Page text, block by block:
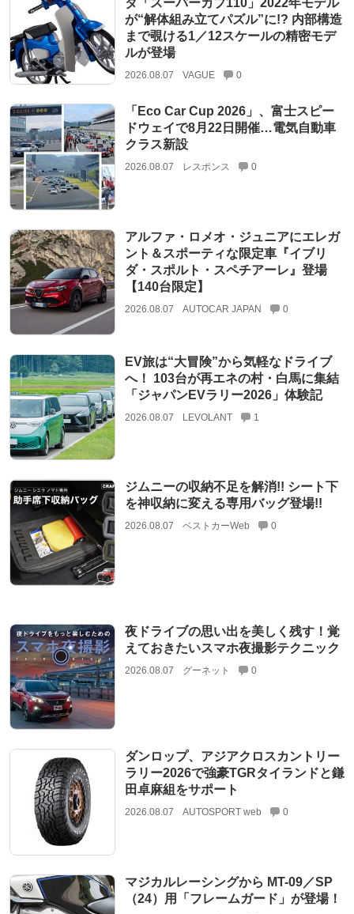
が“解体組み立てパズル”に!? 内部構造
まで覗ける1／12スケールの精密モデ
ルが登場
2026.08.07 VAGUE 0
「Eco Car Cup 2026」、富士スピー
ドウェイで8月22日開催…電気自動車
クラス新設
2026.08.07 レスポンス 0
アルファ・ロメオ・ジュニアにエレガ
ント＆スポーティな限定車『イブリ
ダ・スポルト・スペチアーレ』登場
【140台限定】
2026.08.07 AUTOCAR JAPAN 0
EV旅は“大冒険”から気軽なドライブ
へ！ 103台が再エネの村・白馬に集結
「ジャパンEVラリー2026」体験記
2026.08.07 LEVOLANT 1
ジムニーの収納不足を解消!! シート下
を神収納に変える専用バッグ登場!!
2026.08.07 ベストカーWeb 0
夜ドライブの思い出を美しく残す！覚
えておきたいスマホ夜撮影テクニック
2026.08.07 グーネット 0
ダンロップ、アジアクロスカントリー
ラリー2026で強豪TGRタイランドと鎌
田卓麻組をサポート
2026.08.07 AUTOSPORT web 0
マジカルレーシングから MT-09／SP
（24）用「フレームガード」が登場！